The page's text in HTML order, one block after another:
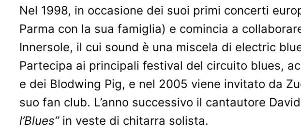
Nel 1998, in occasione dei suoi primi concerti
Parma con la sua famiglia) e comincia a
Innersole, il cui sound è una miscela di electric
Partecipa ai principali festival del circuito blues,
e dei Blodwing Pig, e nel 2005 viene invitato da
suo fan club. L’anno successivo il cantautore
l’Blues”in veste di chitarra solista.